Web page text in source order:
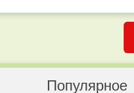
Популярное